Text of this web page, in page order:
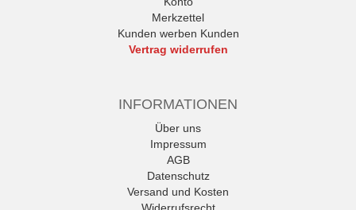
Merkzettel
Kunden werben Kunden
Vertrag widerrufen
INFORMATIONEN
Über uns
Impressum
AGB
Datenschutz
Versand und Kosten